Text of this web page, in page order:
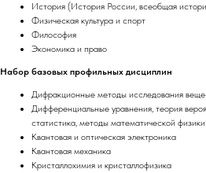
История (История России, всеобщая
Физическая культура и спорт
Философия
Экономика и право
Набор базовых профильных дисциплин
Дифракционные методы исследования
Дифференциальные уравнения, теория
статистика, методы математической физики
Квантовая и оптическая электроника
Квантовая механика
Кристаллохимия и кристаллофизика